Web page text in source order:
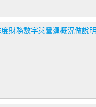
財務數字與營運概況做說明